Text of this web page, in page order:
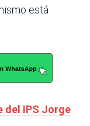
está
del IPS Jorge